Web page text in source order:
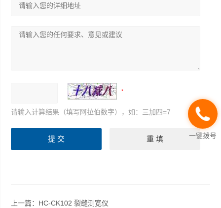
请输入计算结果（填写阿拉伯数字），如：三加四=7
上一篇： HC-CK102 裂缝测宽仪
一键拨号